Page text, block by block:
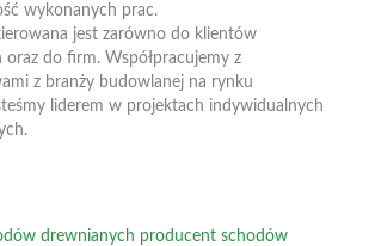
wykonanych prac.
jest zarówno do klientów
oraz do firm. Współpracujemy z
z branży budowlanej na rynku
liderem w projektach indywidualnych
drewnianych producent schodów